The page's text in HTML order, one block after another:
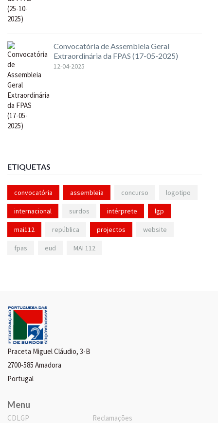
Convocatória de Assembleia Geral
Extraordinária da FPAS (17-05-2025)
12-04-2025
ETIQUETAS
convocatória assembleia concurso logotipo
internacional surdos intérprete lgp
mai112 república projectos website
fpas eud MAI 112
Praceta Miguel Cláudio, 3-B
2700-585 Amadora
Portugal
Menu
CDLGP
Reclamações